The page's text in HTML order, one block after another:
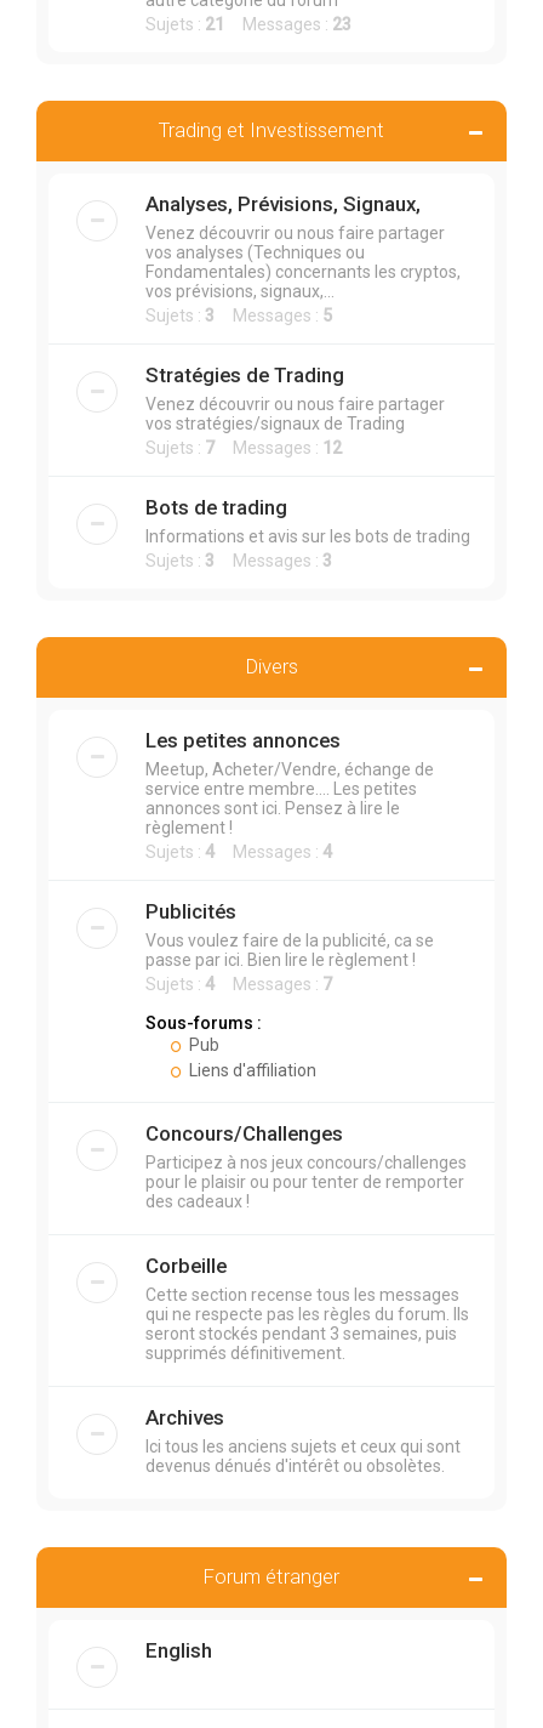
Sujets : 21 Messages : 23
Trading et Investissement
Analyses, Prévisions, Signaux,
Venez découvrir ou nous faire partager
vos analyses (Techniques ou
Fondamentales) concernants les cryptos,
vos prévisions, signaux,...
Sujets : 3 Messages : 5
Stratégies de Trading
Venez découvrir ou nous faire partager
vos stratégies/signaux de Trading
Sujets : 7Messages : 12
Bots de trading
Informations et avis sur les bots de trading
Sujets : 3 Messages : 3
Divers
Les petites annonces
Meetup, Acheter/Vendre, échange de
service entre membre.... Les petites
annonces sont ici. Pensez à lire le
règlement !
Sujets : 4 Messages : 4
Publicités
Vous voulez faire de la publicité, ca se
passe par ici. Bien lire le règlement !
Sujets : 4 Messages : 7
Sous-forums :
Pub
Liens d'affiliation
Concours/Challenges
Participez à nos jeux concours/challenges
pour le plaisir ou pour tenter de remporter
des cadeaux !
Corbeille
Cette section recense tous les messages
qui ne respecte pas les règles du forum. Ils
seront stockés pendant 3 semaines, puis
supprimés définitivement.
Archives
Ici tous les anciens sujets et ceux qui sont
devenus dénués d'intérêt ou obsolètes.
Forum étranger
English